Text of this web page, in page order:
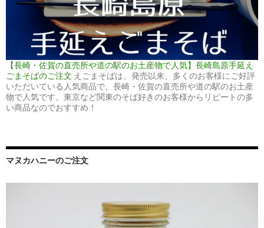
【長崎・佐賀の直売所や道の駅のお土産物で人気】長崎島原手延え
ごまそばのご注文 えごまそばは、発売以来、多くのお客様にご好評
いただいている人気商品で、長崎・佐賀の直売所や道の駅のお土産
物で人気です。東京など関東のそば好きのお客様からリピートの多
い商品なのでおすすめ！
マヌカハニーのご注文